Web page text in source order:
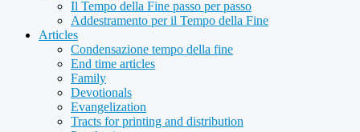
Il Tempo della Fine passo per passo
Addestramento per il Tempo della Fine
Articles
Condensazione tempo della fine
End time articles
Family
Devotionals
Evangelization
Tracts for printing and distribution